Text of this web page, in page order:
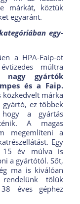
márkát, köztük
egyaránt.
egy-
a HPA-Faip-ot
múltra
nagy gyártók
és a Faip.
közkedvelt márka
ez többek
a gyártás
A magas
megemlíteni a
Egy
15 év múlva is
a gyártótól. Sőt,
ma is kiválóan
tőlük
éves géphez